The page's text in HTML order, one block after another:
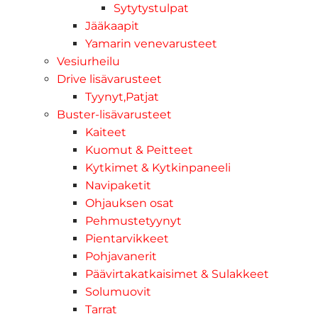
Sytytystulpat
Jääkaapit
Yamarin venevarusteet
Vesiurheilu
Drive lisävarusteet
Tyynyt,Patjat
Buster-lisävarusteet
Kaiteet
Kuomut & Peitteet
Kytkimet & Kytkinpaneeli
Navipaketit
Ohjauksen osat
Pehmustetyynyt
Pientarvikkeet
Pohjavanerit
Päävirtakatkaisimet & Sulakkeet
Solumuovit
Tarrat